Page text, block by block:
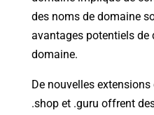
des noms de domaine
avantages potentiels de
domaine.
De nouvelles
.shop et .guru offrent